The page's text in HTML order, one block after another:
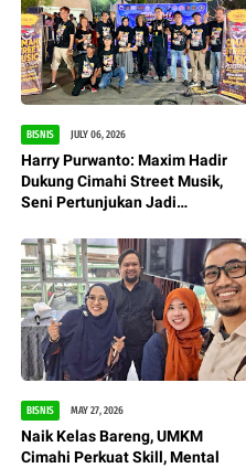
BISNIS JULY 06, 2026
Harry Purwanto: Maxim Hadir
Dukung Cimahi Street Musik,
Seni Pertunjukan Jadi
BISNIS MAY 27, 2026
Naik Kelas Bareng, UMKM
Cimahi Perkuat Skill, Mental